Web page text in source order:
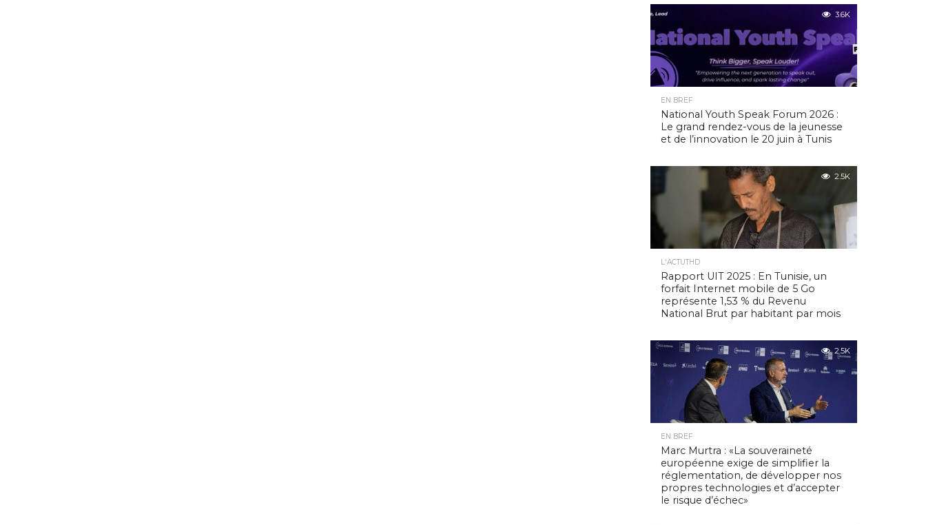
3.6K
EN BREF
National Youth Speak Forum 2026 :
Le grand rendez-vous de la jeunesse
et de l’innovation le 20 juin à Tunis
2.5K
L'ACTUTHD
Rapport UIT 2025 : En Tunisie, un
forfait Internet mobile de 5 Go
représente 1,53 % du Revenu
National Brut par habitant par mois
2.5K
EN BREF
Marc Murtra : «La souveraineté
européenne exige de simplifier la
réglementation, de développer nos
propres technologies et d’accepter
le risque d’échec»